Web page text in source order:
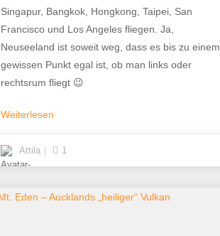
Singapur, Bangkok, Hongkong, Taipei, San
Francisco und Los Angeles fliegen. Ja,
Neuseeland ist soweit weg, dass es bis zu einem
gewissen Punkt egal ist, ob man links oder
rechtsrum fliegt 😉
Weiterlesen
Attila 1